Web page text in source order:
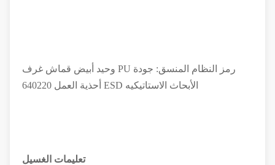
رمز النظام المنسق: جودة PU وحيد أبيض قماش غرف
الأبحاث الاستاتيكيه ESD أحذية العمل 640220
تعليمات الغسيل